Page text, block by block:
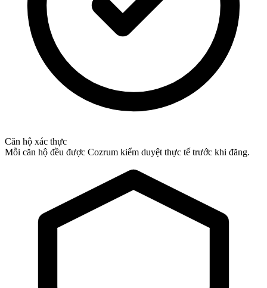
Căn hộ xác thực
Mỗi căn hộ đều được Cozrum kiểm duyệt thực tế trước khi đăng.